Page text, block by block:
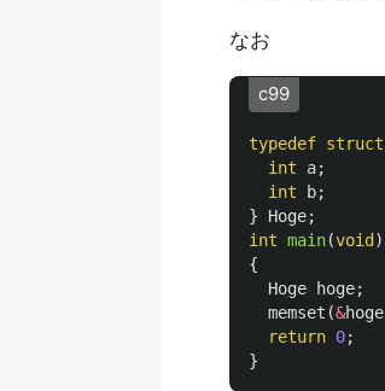
なお
c99
typedef struct
int
a;
int
b;
}
Hoge;
int main(void )
{
Hoge
hoge;
memset (&hoge
return 0;
}